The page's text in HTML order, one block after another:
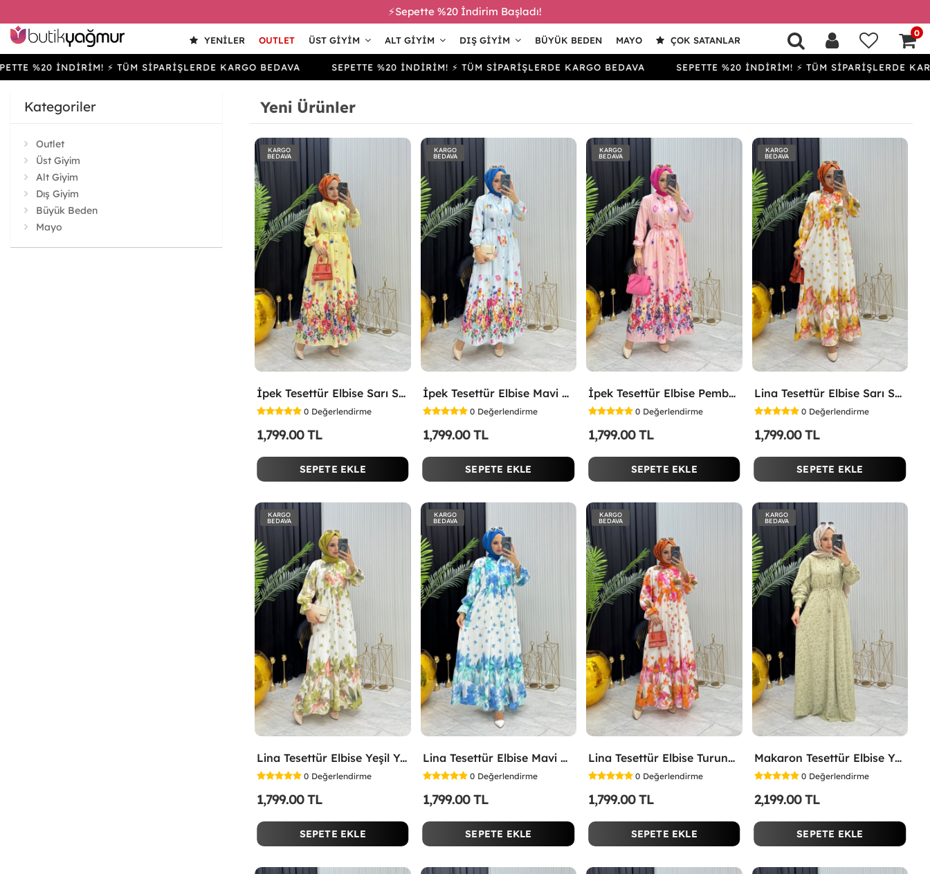
⚡Sepette %20 İndirim Başladı!
YENILER OUTLET ÜST GIYIM ALT GIYIM DIŞ GIYIM BÜYÜK BEDEN MAYO ÇOK SATANLAR
0
İNDİRİM! ⚡ TÜM SİPARİŞLERDE KARGO BEDAVA SEPETTE %20 İNDİRİM! ⚡ TÜM SİPARİŞLERDE KARGO BEDAVA SEPETTE %20 İNDİRİM! ⚡ TÜM SİPARİŞLERDE KARGO
Kategoriler
Outlet
Üst Giyim
Alt Giyim
Dış Giyim
Büyük Beden
Mayo
Yeni Ürünler
KARGO
BEDAVA
İpek Tesettür Elbise Sarı Sarı
0 Değerlendirme
1,799.00 TL
SEPETE EKLE
KARGO
BEDAVA
İpek Tesettür Elbise Mavi Mavi
0 Değerlendirme
1,799.00 TL
SEPETE EKLE
KARGO
BEDAVA
İpek Tesettür Elbise Pembe Pembe
0 Değerlendirme
1,799.00 TL
SEPETE EKLE
KARGO
BEDAVA
Lina Tesettür Elbise Sarı Sarı
0 Değerlendirme
1,799.00 TL
SEPETE EKLE
KARGO
BEDAVA
Lina Tesettür Elbise Yeşil Yeşil
0 Değerlendirme
1,799.00 TL
SEPETE EKLE
KARGO
BEDAVA
Lina Tesettür Elbise Mavi Mavi
0 Değerlendirme
1,799.00 TL
SEPETE EKLE
KARGO
BEDAVA
Lina Tesettür Elbise Turuncu Turuncu
0 Değerlendirme
1,799.00 TL
SEPETE EKLE
KARGO
BEDAVA
Makaron Tesettür Elbise Yeşil Yeşil
0 Değerlendirme
2,199.00 TL
SEPETE EKLE